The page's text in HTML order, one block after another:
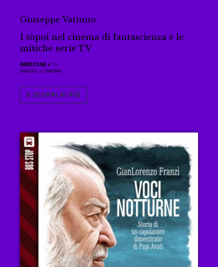
Giuseppe Vatinno
I tòpoi nel cinema di fantascienza e le
mitiche serie TV
NERDZONE # 15
SAGGIO |CINEMA
SCOPRI DI PIÙ